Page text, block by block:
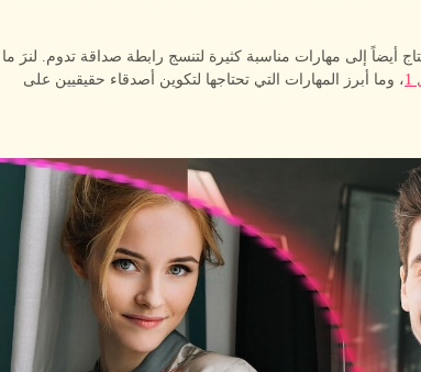
أيضاً إلى مهارات مناسبة كثيرة لتنسج رابطة صداقة تدوم. لنرَ ما
، وما أبرز المهارات التي تحتاجها لتكوين أصدقاء حقيقيين على